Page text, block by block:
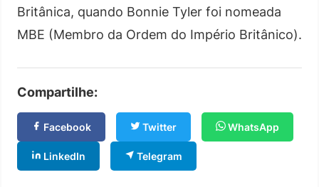
Britânica, quando Bonnie Tyler foi nomeada
MBE (Membro da Ordem do Império Britânico).
Compartilhe:
Facebook Twitter WhatsApp
LinkedIn Telegram